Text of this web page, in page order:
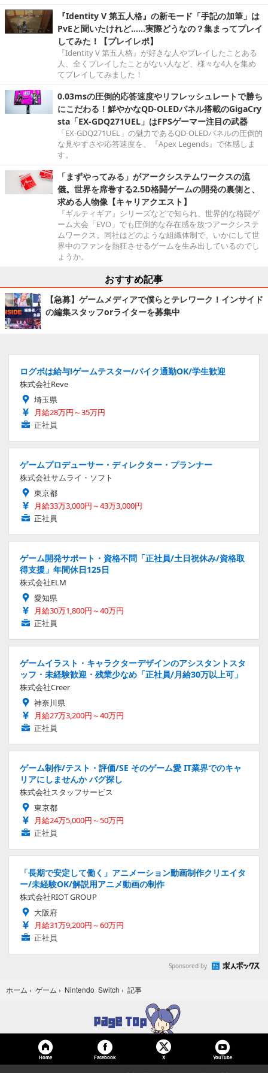
『Identity V 第五人格』の新モード「手記の加筆」は
PvEと聞いたけれど……実際どうなの？集まってプレイ
してみた！【プレイレポ】
『Identity V 第五人格』が好きな人やプレイしたことある
人、全くプレイしたことがない人など、様々な4人を集め
てプレイしてみました！
0.03msの圧倒的応答速度やリフレッシュレートで勝ち
にこだわる！鮮やかなQD-OLEDパネル搭載のGigaCry
sta「EX-GDQ271UEL」はFPSゲーマー注目の武器
「EX-GDQ271UEL」の魅力であるQD-OLEDパネルの圧倒的
な見やすさや応答速度を、『Apex Legends』で体感しま
す。
「まずやってみる」がアークシステムワークスの流
儀。世界を席巻する2.5D格闘ゲームの開発の裏側と、
求める人物像【キャリアクエスト】
『ギルティギア』シリーズなどで知られ、世界的な格闘ゲ
ーム大会「EVO」でも圧倒的な存在感を放つアークシステ
ムワークス。同社はどのような組織体制で、いかにして世
界中のファンを熱狂させるゲームを生み出しているのでし
ょうか。
おすすめ記事
【急募】ゲームメディアで僕らとテレワーク！インサイド
の編集スタッフorライターを募集中
ログボは給与!ゲームテスター/バイク通勤OK/学生歓迎
株式会社Reve
埼玉県
月給28万円～35万円
正社員
ゲームプロデューサー・ディレクター・プランナー
株式会社サムライ・ソフト
東京都
月給33万3,000円～43万3,000円
正社員
ゲーム開発サポート・資格不問「正社員/土日祝休み/資格取
得支援」年間休日125日
株式会社ELM
愛知県
月給30万1,800円～40万円
正社員
ゲームイラスト・キャラクターデザインのアシスタントスタ
ッフ・未経験歓迎・残業少なめ「正社員/月給30万以上可」
株式会社Creer
神奈川県
月給27万3,200円～40万円
正社員
ゲーム制作/テスト・評価/SE そのゲーム愛 IT業界でのキャ
リアにしませんか バグ探し
株式会社スタッフサービス
東京都
月給24万5,000円～50万円
正社員
「長期で安定して働く」アニメーション動画制作クリエイタ
ー/未経験OK/解説用アニメ動画の制作
株式会社RIOT GROUP
大阪府
月給31万9,200円～60万円
正社員
Sponsored by
ホーム › ゲーム › Nintendo Switch › 記事
Home Facebook X YouTube